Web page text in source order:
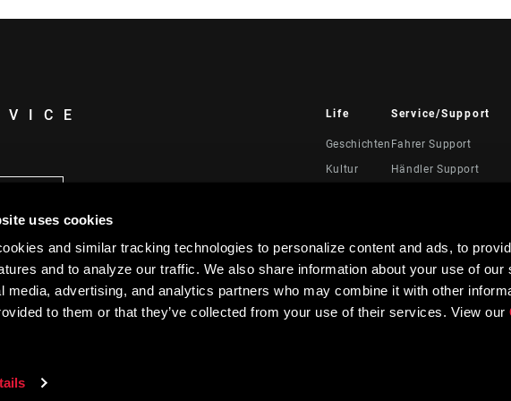
uses cookies
and similar tracking technologies to personalize content and ads, to
and to analyze our traffic. We also share information about your use of our
media, advertising, and analytics partners who may combine it with other
to them or that they’ve collected from your use of their services. View our
Life
Geschichten
Kultur
Service/Support
Fahrer Support
Händler Support
Produktregistrierung
VORBEHALTEN.